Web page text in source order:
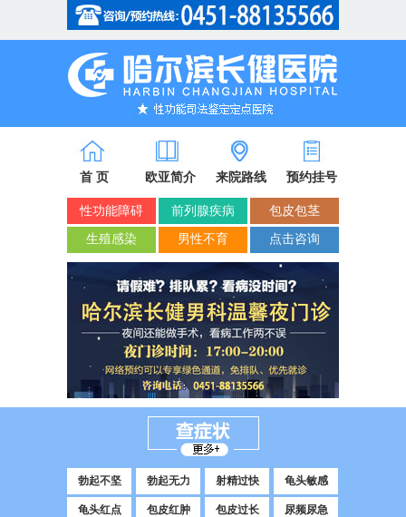
省市医保/新农合定点单位
首 页 欧亚简介 来院路线 预约挂号
性功能障碍 前列腺疾病 包皮包茎
生殖感染 男性不育 点击咨询
勃起不坚 勃起无力 射精过快 龟头敏感
龟头红点 包皮红肿 包皮过长 尿频尿急